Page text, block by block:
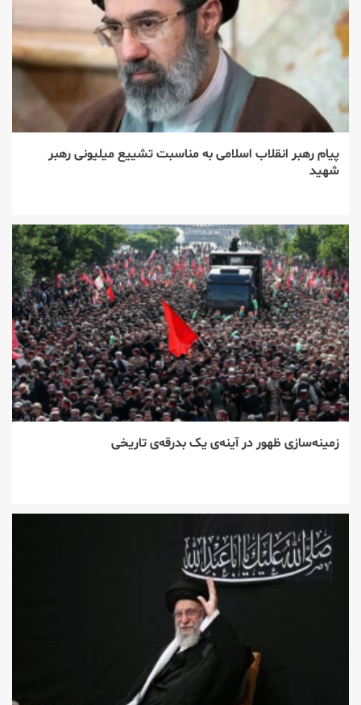
پیام رهبر انقلاب اسلامی به مناسبت تشییع میلیونی رهبر
شهید
زمینه‌سازی ظهور در آینه‌ی یک بدرقه‌ی تاریخی